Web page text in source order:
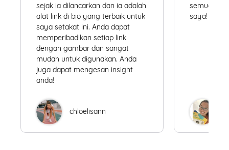
sejak ia dilancarkan dan ia adalah
alat link di bio yang terbaik untuk
saya setakat ini. Anda dapat
memperibadikan setiap link
dengan gambar dan sangat
mudah untuk digunakan. Anda
juga dapat mengesan insight
anda!
chloelisann
semua
saya!